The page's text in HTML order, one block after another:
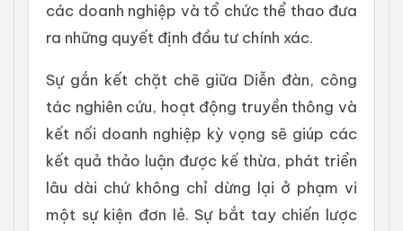
các doanh nghiệp và tổ chức thể thao đưa
ra những quyết định đầu tư chính xác.
Sự gắn kết chặt chẽ giữa Diễn đàn, công
tác nghiên cứu, hoạt động truyền thông và
kết nối doanh nghiệp kỳ vọng sẽ giúp các
kết quả thảo luận được kế thừa, phát triển
lâu dài chứ không chỉ dừng lại ở phạm vi
một sự kiện đơn lẻ. Sự bắt tay chiến lược